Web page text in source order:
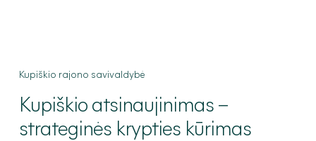
Kupiškio rajono savivaldybė
Kupiškioatsinaujinimas –
strateginės krypties kūrimas